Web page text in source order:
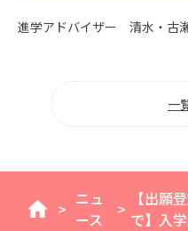
進学アドバイザー 清水・古
一
home
> ニュ
ース
>
【出願
で】入